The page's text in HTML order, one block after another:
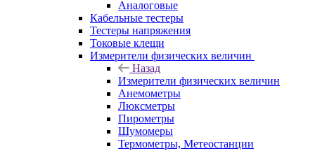
Аналоговые
Кабельные тестеры
Тестеры напряжения
Токовые клещи
Измерители физических величин
Назад
Измерители физических величин
Анемометры
Люксметры
Пирометры
Шумомеры
Термометры, Метеостанции